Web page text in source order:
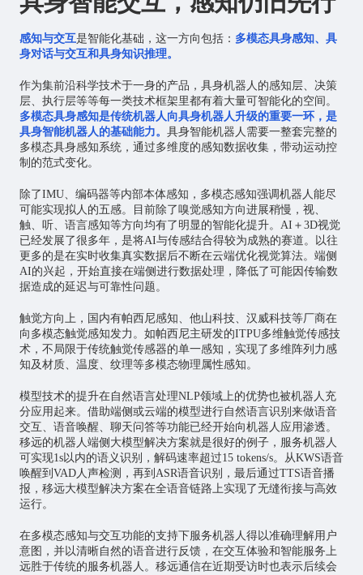
感知与交互是智能化基础，这一方向包括： 多模态具身感知、具
身对话与交互和具身知识推理。
作为集前沿科学技术于一身的产品，具身机器人的感知层、决策
层、执行层等等每一类技术框架里都有着大量可智能化的空间。
多模态具身感知是传统机器人向具身机器人升级的重要一环，是
具身智能机器人的基础能力。 具身智能机器人需要一整套完整的
多模态具身感知系统，通过多维度的感知数据收集，带动运动控
制的范式变化。
除了IMU、编码器等内部本体感知，多模态感知强调机器人能尽
可能实现拟人的五感。目前除了嗅觉感知方向进展稍慢，视、
触、听、语言感知等方向均有了明显的智能化提升。AI＋3D视觉
已经发展了很多年，是将AI与传感结合得较为成熟的赛道。以往
更多的是在实时收集真实数据后不断在云端优化视觉算法。端侧
AI的兴起，开始直接在端侧进行数据处理，降低了可能因传输数
据造成的延迟与可靠性问题。
触觉方向上，国内有帕西尼感知、他山科技、汉威科技等厂商在
向多模态触觉感知发力。如帕西尼主研发的ITPU多维触觉传感技
术，不局限于传统触觉传感器的单一感知，实现了多维阵列力感
知及材质、温度、纹理等多模态物理属性感知。
模型技术的提升在自然语言处理NLP领域上的优势也被机器人充
分应用起来。借助端侧或云端的模型进行自然语言识别来做语音
交互、语音唤醒、聊天问答等功能已经开始向机器人应用渗透。
移远的机器人端侧大模型解决方案就是很好的例子，服务机器人
可实现1s以内的语义识别，解码速率超过15 tokens/s。从KWS语音
唤醒到VAD人声检测，再到ASR语音识别，最后通过TTS语音播
报，移远大模型解决方案在全语音链路上实现了无缝衔接与高效
运行。
在多模态感知与交互功能的支持下服务机器人得以准确理解用户
意图，并以清晰自然的语音进行反馈，在交互体验和智能服务上
远胜于传统的服务机器人。移远通信在近期受访时也表示后续会